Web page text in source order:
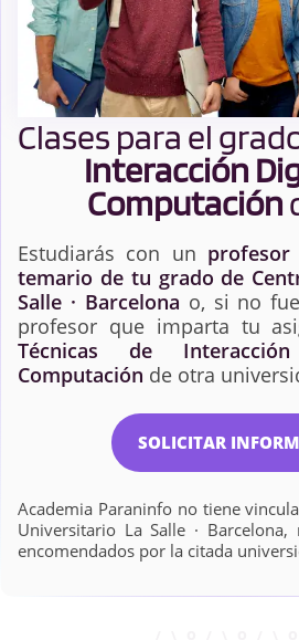
Clases para el
Interacción
Computación
Estudiarás con un
temario de tu grado de
Salle · Barcelona o, si no
profesor que imparta tu
Técnicas de
Computación de otra
SOLICITAR
Academia Paraninfo no tiene
Universitario La Salle ·
encomendados por la citada